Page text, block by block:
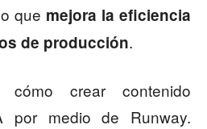
que mejora la eficiencia
de producción.
crear contenido
por medio de Runway.